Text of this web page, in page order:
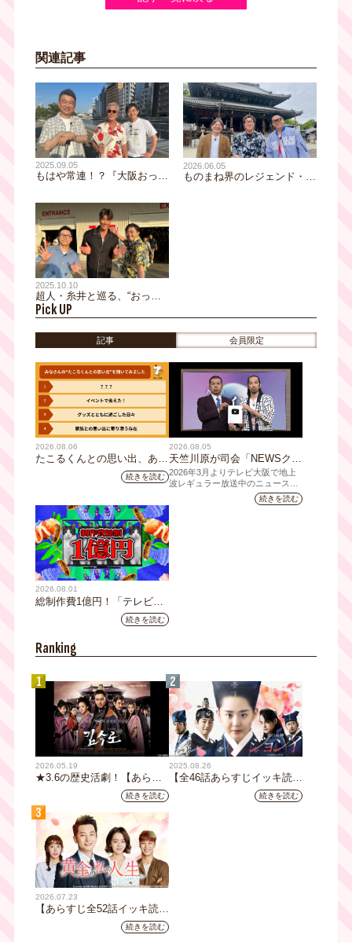
関連記事
2025.09.05
もはや常連！？『大阪おっさ
さんぽ！ 橋下がガチでヘコ
んだ愛娘との“味噌煮込みう
どん”の約束とは？
2026.06.05
ものまね界のレジェンド・コ
2025.10.10
超人・糸井と巡る、“おっさ
ん流”コストコの楽しみ方と
は！？ 後輩に一晩で何百万
円を奢ったマル秘話も！ 門
真をおっさんぽ
Pick UP
記事 会員限定
2026.08.06
たこるくんとの思い出、あり
ますか？会員のみなさんに聞
続きを読む
2026.08.05
天竺川原が司会「NEWSクラ
イシス」チャンネル登録者数
10万人突破！テレビ大阪の番
組史上最速記録を更新
2026年3月よりテレビ大阪で地上
波レギュラー放送中のニュース番
組「NEWSクライシス」が、この
たび2026年7月12日(日)に、
続きを読む
2026.08.01
総制作費1億円！「テレビ大
阪ネクストIPプロジェクト」
第1弾採用企画が決定 第2弾
続きを読む
Ranking
1
2026.05.19
★3.6の歴史活劇！【あらす
じ全32話イッキ読み】韓国ド
ラマ『鉄の王 キム・スロ』
｜テレビ大阪5月20日(水)あ
さ8時00分スタート【TVer配
信あり】
続きを読む
2
2025.08.26
【全46話あらすじイッキ読
み】韓国ドラマ『火の女神
ジョンイ』｜テレビ大阪 9
続きを読む
3
2026.07.23
【あらすじ全52話イッキ読
み】韓国ドラマ『黄金の私の
人生』｜テレビ大阪 月曜～
続きを読む